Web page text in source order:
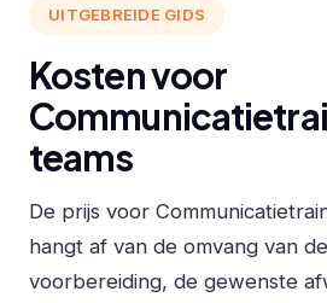
UITGEBREIDE GIDS
Kosten voor
teams
De prijs voor
hangt af van de omvang van
voorbereiding, de gewenste